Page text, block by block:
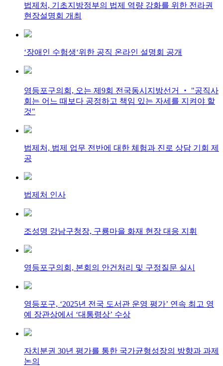
법제처, 기초지방정부의 법제 역량 강화를 위한 전라권
현장설명회 개최
‘장애인 수험생‘위한 공직 온라인 설명회 공개
영등포구의회, 오는 제9회 전국동시지방선거 ‧ "공직사
회는 어느 때보다 공정하고 책임 있는 자세를 지켜야 할
것"
법제처, 법제 업무 전반에 대한 체험과 진로 상담 기회 제
공
법제처 인사
조성명 강남구청장, 구룡마을 화재 현장 대응 지휘
영등포구의회, 본회의 안건처리 및 구정질문 실시
영등포구, ‘2025년 전국 도서관 운영 평가’ 연속 최고 영
예 장관상에서 ‘대통령상’ 수상
자치분권 30년 평가를 통한 국가균형성장의 방향과 과제
논의